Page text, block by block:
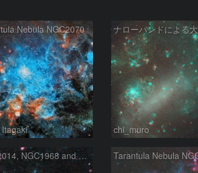
Nebula NGC2070
chi_muro
NGC2014, NGC1968 and NGC1935 in Dorado Tarantula Nebula